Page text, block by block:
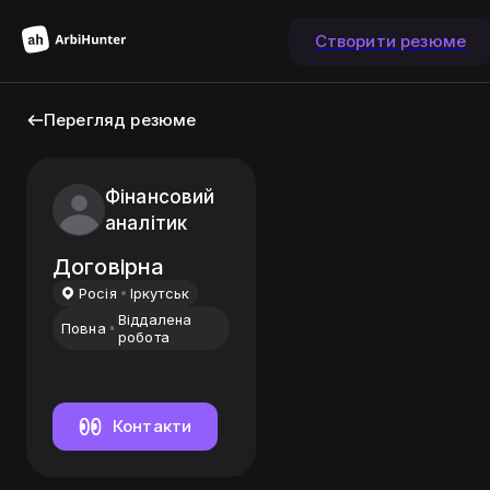
Створити резюме
Перегляд резюме
Фінансовий
аналітик
Договірна
Росiя
Іркутськ
Повна
Віддалена
робота
Контакти